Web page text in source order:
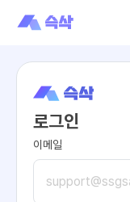
로그인
이메일